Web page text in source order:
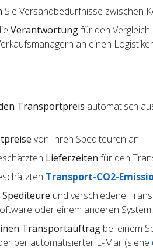
Sie Versandbedürfnisse zwischen
Verantwortungfür den
an einen Logistiker
Transportpreis automatisch
von Ihren Spediteuren an
Lieferzeiten für den
Transport-CO2-
und verschiedene
oder einem anderen
Transportauftrag bei einem
per automatisierter E-Mail (siehe